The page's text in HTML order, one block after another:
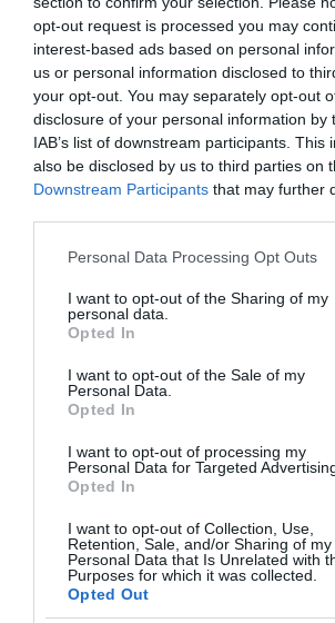
opt-out request is processed you may
interest-based ads based on personal
us or personal information disclosed to
your opt-out. You may separately opt-out
disclosure of your personal information by
IAB’s list of downstream participants. This
also be disclosed by us to third parties on
Downstream Participants that may further
Please note that this website/app uses
not limited to your visit or usage behaviour.
grant or deny consent to Google and its
use your data for below specified
consent section.
Personal Data Processing Opt Outs
I want to opt-out of the Sharing of my
personal data.
Opted In
I want to opt-out of the Sale of my
Personal Data.
Opted In
I want to opt-out of processing my
Personal Data for Targeted
Opted In
I want to opt-out of Collection, Use,
Retention, Sale, and/or Sharing of my
Personal Data that Is Unrelated with
Purposes for which it was collected.
Opted Out
Legfrissebb híreink
FELADAT JÖHET AZ
2026. augusztus 08 |
ÚJ MAGYAR KÜLÜGYI
TELJES SZAKÍTÁS JÖN